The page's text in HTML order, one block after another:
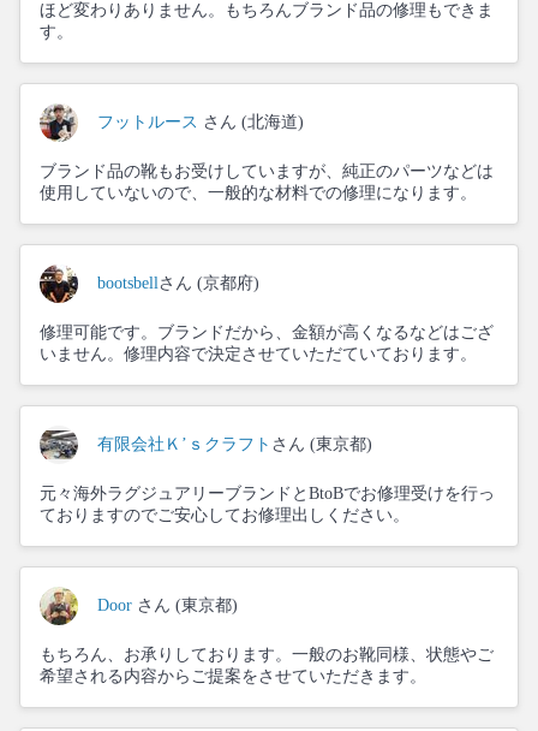
ほど変わりありません。もちろんブランド品の修理もできま
す。
フットルース さん (北海道)
ブランド品の靴もお受けしていますが、純正のパーツなどは
使用していないので、一般的な材料での修理になります。
bootsbellさん (京都府)
修理可能です。ブランドだから、金額が高くなるなどはござ
いません。修理内容で決定させていただていております。
有限会社Ｋ’ｓクラフト さん (東京都)
元々海外ラグジュアリーブランドとBtoBでお修理受けを行っ
ておりますのでご安心してお修理出しください。
Door さん (東京都)
もちろん、お承りしております。一般のお靴同様、状態やご
希望される内容からご提案をさせていただきます。